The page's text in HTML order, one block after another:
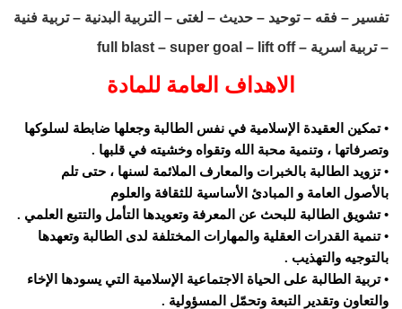
تفسير – فقه – توحيد – حديث – لغتى – التربية البدنية – تربية فنية
– تربية اسرية – full blast – super goal – lift off
الاهداف العامة للمادة
• تمكين العقيدة الإسلامية في نفس الطالبة وجعلها ضابطة لسلوكها
وتصرفاتها ، وتنمية محبة الله وتقواه وخشيته في قلبها .
• تزويد الطالبة بالخبرات والمعارف الملائمة لسنها ، حتى تلم
بالأصول العامة و المبادئ الأساسية للثقافة والعلوم
• تشويق الطالبة للبحث عن المعرفة وتعويدها التأمل والتتبع العلمي .
• تنمية القدرات العقلية والمهارات المختلفة لدى الطالبة وتعهدها
بالتوجيه والتهذيب .
• تربية الطالبة على الحياة الاجتماعية الإسلامية التي يسودها الإخاء
والتعاون وتقدير التبعة وتحمّل المسؤولية .